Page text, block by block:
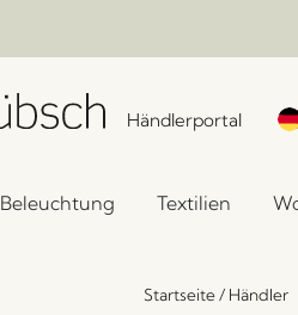
Händlerportal
Beleuchtung Textilien
Startseite/ Händler